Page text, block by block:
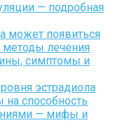
— подробная
может появиться
лечения
симптомы и
эстрадиола
способность
— мифы и